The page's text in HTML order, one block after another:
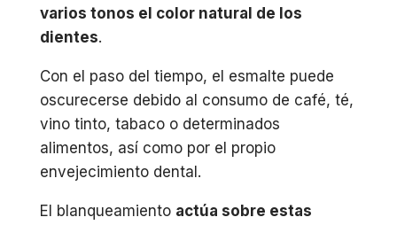
varios tonos el color natural de los
dientes.
Con el paso del tiempo, el esmalte puede
oscurecerse debido al consumo de café, té,
vino tinto, tabaco o determinados
alimentos, así como por el propio
envejecimiento dental.
El blanqueamiento actúa sobre estas